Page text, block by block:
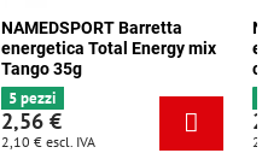
NAMEDSPORT Barretta
energetica Total Energy mix
Tango 35g
5 pezzi
2,56 €
2,10 € escl. IVA